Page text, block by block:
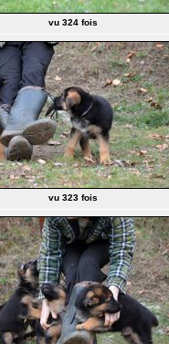
vu 324 fois
vu 323 fois